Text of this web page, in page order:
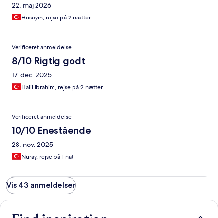
yazdım.
22. maj 2026
Hüseyin, rejse på 2 nætter
Verificeret anmeldelse
8/10 Rigtig godt
17. dec. 2025
Halil Ibrahim, rejse på 2 nætter
Verificeret anmeldelse
10/10 Enestående
28. nov. 2025
Nuray, rejse på 1 nat
Vis 43 anmeldelser